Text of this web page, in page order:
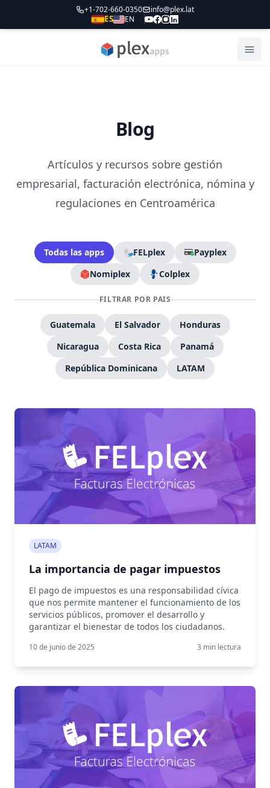
+1-702-660-0350 info@plex.lat
ES EN
PLEXapps
Blog
Artículos y recursos sobre gestión
empresarial, facturación electrónica, nómina y
regulaciones en Centroamérica
Todas las apps FELplex
Payplex
Nomiplex
Colplex
FILTRAR POR PAIS
Guatemala El Salvador
Honduras
Nicaragua
Costa Rica
Panamá
República Dominicana
LATAM
LATAM
La importancia de pagar impuestos
El pago de impuestos es una responsabilidad cívica
que nos permite mantener el funcionamiento de los
servicios públicos, promover el desarrollo y
garantizar el bienestar de todos los ciudadanos.
10 de junio de 2025 3 min lectura